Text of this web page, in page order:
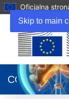
Skip to main
Oficjalna
otworzy
się
w
CORDIS